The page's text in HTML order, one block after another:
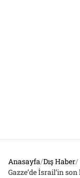
Anasayfa/Dış Haber/